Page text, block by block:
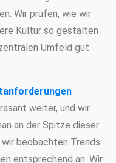
Wir prüfen, wie wir
Kultur so gestalten
Umfeld gut
weiter, und wir
an der Spitze dieser
beobachten Trends
entsprechend an. Wir